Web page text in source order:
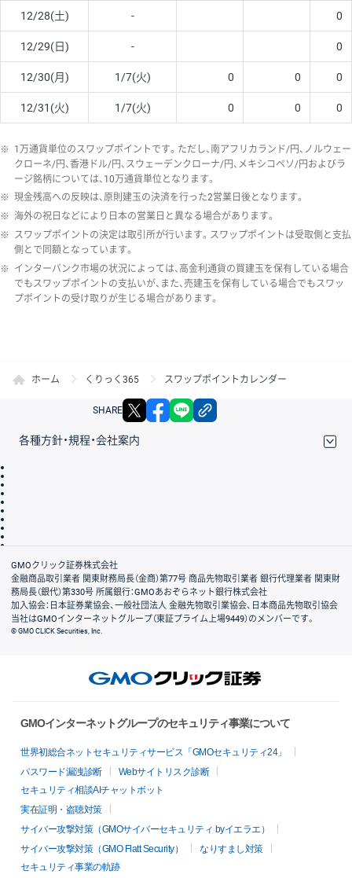
12/28(土) - 0
12/29(日) - 0
12/30(月) 1/7(火) 0 0 0
12/31(火) 1/7(火) 0 0 0
※ 1万通貨単位のスワップポイントです。ただし、南アフリカランド/円、ノルウェー
クローネ/円、香港ドル/円、スウェーデンクローナ/円、メキシコペソ/円およびラ
ージ銘柄については、10万通貨単位となります。
※ 現金残高への反映は、原則建玉の決済を行った2営業日後となります。
※ 海外の祝日などにより日本の営業日と異なる場合があります。
※ スワップポイントの決定は取引所が行います。スワップポイントは受取側と支払
側とで同額となっています。
※ インターバンク市場の状況によっては、高金利通貨の買建玉を保有している場合
でもスワップポイントの支払いが、また、売建玉を保有している場合でもスワッ
プポイントの受け取りが生じる場合があります。
ホーム くりっく365 スワップポイントカレンダー
SHARE X facebook
各種方針・規程・会社案内
会社案内
GMOクリック証券株式会社
金融商品取引業者 関東財務局長（金商）第77号 商品先物取引業者 銀行代理業者 関東財
務局長（銀代）第330号 所属銀行：GMOあおぞらネット銀行株式会社
加入協会：日本証券業協会、一般社団法人 金融先物取引業協会、日本商品先物取引協会
当社はGMOインターネットグループ（東証プライム上場9449）のメンバーです。
© GMO CLICK Securities, Inc.
GMOインターネットグループのセキュリティ事業について
世界初総合ネットセキュリティサービス「GMOセキュリティ24」
パスワード漏洩診断
Webサイトリスク診断
セキュリティ相談AIチャットボット
実在証明・盗聴対策
サイバー攻撃対策（GMOサイバーセキュリティ byイエラエ）
サイバー攻撃対策（GMO Flatt Security）
なりすまし対策
セキュリティ事業の軌跡